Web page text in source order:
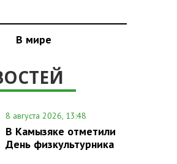
В мире
8 августа 2026, 13:48
В Камызяке отметили
День физкультурника